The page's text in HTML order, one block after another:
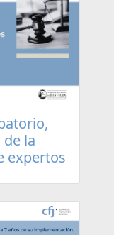
la
expertos